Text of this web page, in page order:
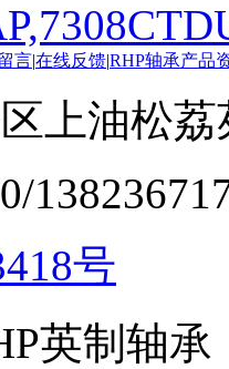
言在线反馈RHP轴承产品
上油松
号
英制轴